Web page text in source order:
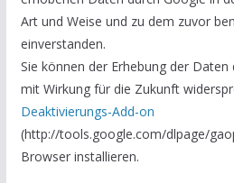
Art und Weise und zu dem zuvor
einverstanden.
Sie können der Erhebung der
mit Wirkung für die Zukunft
Deaktivierungs-Add-on
(http://tools.google.com/dlpage/
Browser installieren.